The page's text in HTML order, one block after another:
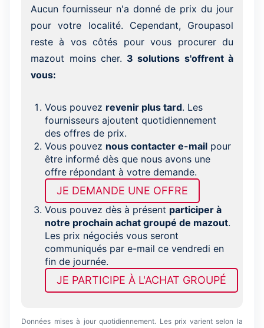
Aucun fournisseur n'a donné de prix du jour
pour votre localité. Cependant, Groupasol
reste à vos côtés pour vous procurer du
mazout moins cher. 3 solutions s'offrent à
vous:
Vous pouvez revenir plus tard. Les
fournisseurs ajoutent quotidiennement
des offres de prix.
Vous pouvez nous contacter e-mail pour
être informé dès que nous avons une
offre répondant à votre demande.
JE DEMANDE UNE OFFRE
Vous pouvez dès à présent participer à
notre prochain achat groupé de mazout.
Les prix négociés vous seront
communiqués par e-mail ce vendredi en
fin de journée.
JE PARTICIPE À L'ACHAT GROUPÉ
Données mises à jour quotidiennement. Les prix varient selon la